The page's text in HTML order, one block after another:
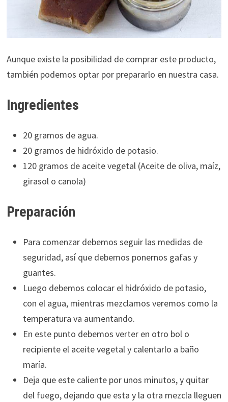
Aunque existe la posibilidad de comprar este producto,
también podemos optar por prepararlo en nuestra casa.
Ingredientes
20 gramos de agua.
20 gramos de hidróxido de potasio.
120 gramos de aceite vegetal (Aceite de oliva, maíz,
girasol o canola)
Preparación
Para comenzar debemos seguir las medidas de
seguridad, así que debemos ponernos gafas y
guantes.
Luego debemos colocar el hidróxido de potasio,
con el agua, mientras mezclamos veremos como la
temperatura va aumentando.
En este punto debemos verter en otro bol o
recipiente el aceite vegetal y calentarlo a baño
maría.
Deja que este caliente por unos minutos, y quitar
del fuego, dejando que esta y la otra mezcla lleguen